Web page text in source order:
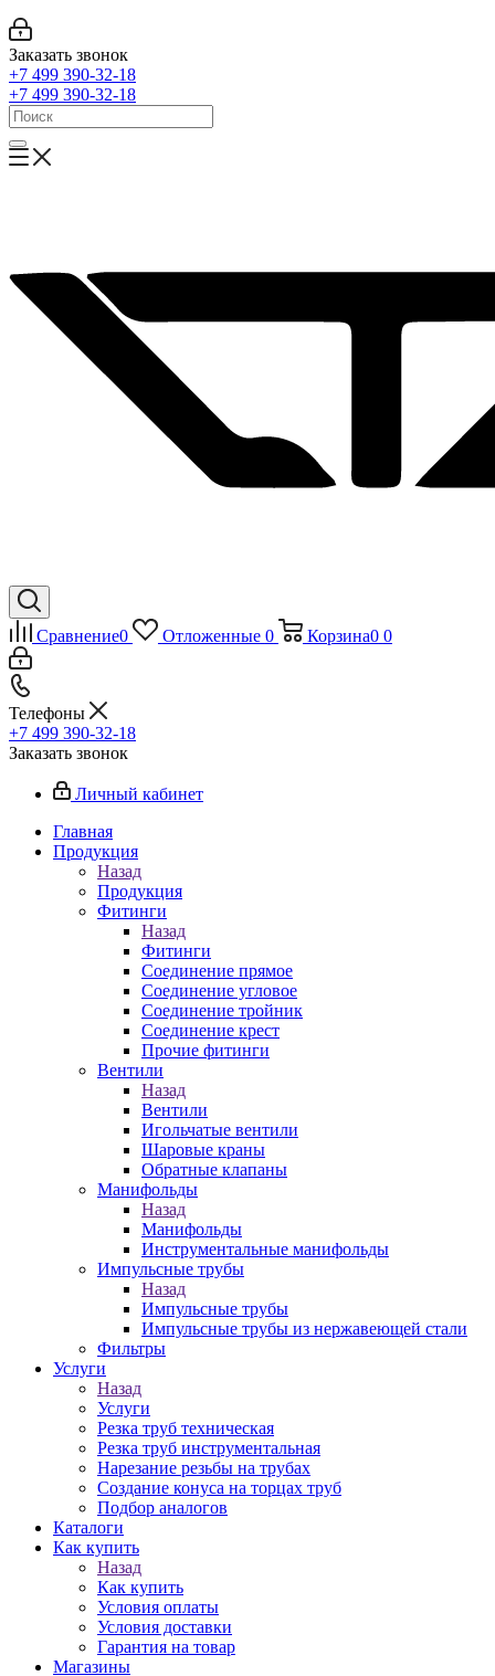
Заказать звонок
+7 499 390-32-18
+7 499 390-32-18
Сравнение0 Отложенные 0 Корзина0 0
Телефоны
+7 499 390-32-18
Заказать звонок
Личный кабинет
Главная
Продукция
Назад
Продукция
Фитинги
Назад
Фитинги
Соединение прямое
Соединение угловое
Соединение тройник
Соединение крест
Прочие фитинги
Вентили
Назад
Вентили
Игольчатые вентили
Шаровые краны
Обратные клапаны
Манифольды
Назад
Манифольды
Инструментальные манифольды
Импульсные трубы
Назад
Импульсные трубы
Импульсные трубы из нержавеющей стали
Фильтры
Услуги
Назад
Услуги
Резка труб техническая
Резка труб инструментальная
Нарезание резьбы на трубах
Создание конуса на торцах труб
Подбор аналогов
Каталоги
Как купить
Назад
Как купить
Условия оплаты
Условия доставки
Гарантия на товар
Магазины